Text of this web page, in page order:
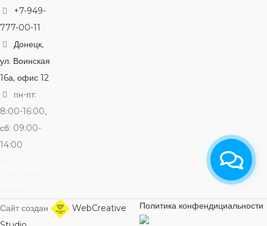
+7-949-
777-00-11
Донецк,
ул. Воинская
16а, офис 12
пн-пт:
8:00-16:00,
сб: 09:00-
14:00
Сайт создан
WebCreative
Политика конфендициальности